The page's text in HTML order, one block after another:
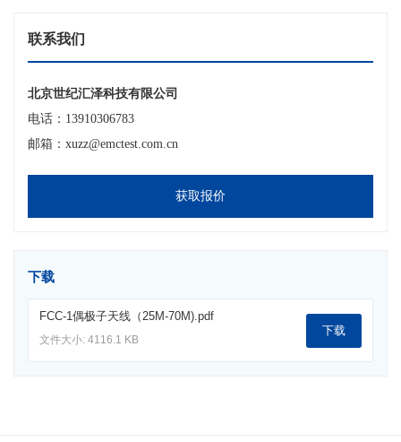
联系我们
北京世纪汇泽科技有限公司
电话：13910306783
邮箱：xuzz@emctest.com.cn
获取报价
下载
FCC-1偶极子天线（25M-70M).pdf
文件大小: 4116.1 KB
下载